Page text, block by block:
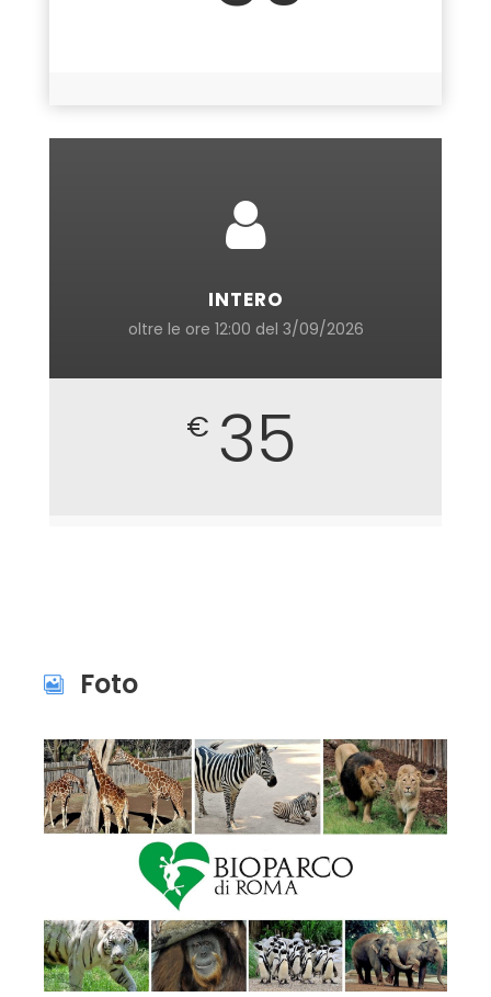
INTERO
oltre le ore 12:00 del 3/09/2026
€ 35
Foto